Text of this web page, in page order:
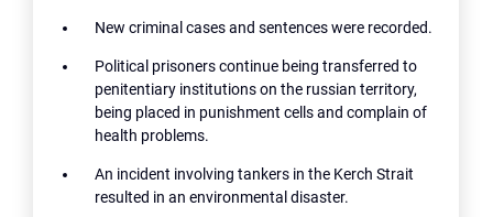
New criminal cases and sentences were recorded.
Political prisoners continue being transferred to
penitentiary institutions on the russian territory,
being placed in punishment cells and complain of
health problems.
An incident involving tankers in the Kerch Strait
resulted in an environmental disaster.